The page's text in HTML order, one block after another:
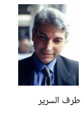
طرف السرير